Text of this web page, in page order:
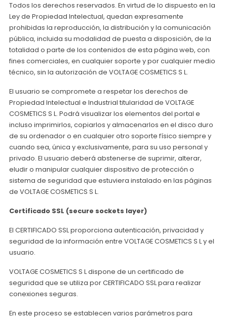
Todos los derechos reservados. En virtud de lo dispuesto en la
Ley de Propiedad Intelectual, quedan expresamente
prohibidas la reproducción, la distribución y la comunicación
pública, incluida su modalidad de puesta a disposición, de la
totalidad o parte de los contenidos de esta página web, con
fines comerciales, en cualquier soporte y por cualquier medio
técnico, sin la autorización de VOLTAGE COSMETICS S L.
El usuario se compromete a respetar los derechos de
Propiedad Intelectual e Industrial titularidad de VOLTAGE
COSMETICS S L. Podrá visualizar los elementos del portal e
incluso imprimirlos, copiarlos y almacenarlos en el disco duro
de su ordenador o en cualquier otro soporte físico siempre y
cuando sea, única y exclusivamente, para su uso personal y
privado. El usuario deberá abstenerse de suprimir, alterar,
eludir o manipular cualquier dispositivo de protección o
sistema de seguridad que estuviera instalado en las páginas
de VOLTAGE COSMETICS S L.
Certificado SSL (secure sockets layer)
El CERTIFICADO SSL proporciona autenticación, privacidad y
seguridad de la información entre VOLTAGE COSMETICS S L y el
usuario.
VOLTAGE COSMETICS S L dispone de un certificado de
seguridad que se utiliza por CERTIFICADO SSL para realizar
conexiones seguras.
En este proceso se establecen varios parámetros para